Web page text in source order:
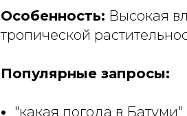
Особенность: Высокая
тропической
Популярные запросы:
"какая погода в Батуми"